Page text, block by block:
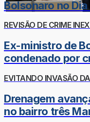
Bolsonaro no
REVISÃO DE CRIME
Ex-ministro de
condenado por
EVITANDO INVASÃO
Drenagem
no bairro três